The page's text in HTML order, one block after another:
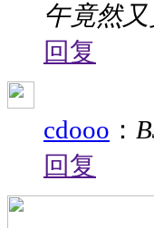
午竟然又
回复
cdooo ：
回复